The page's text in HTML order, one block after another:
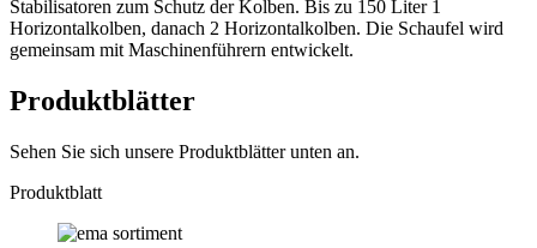
Stabilisatoren zum Schutz der Kolben. Bis zu 150 Liter 1
Horizontalkolben, danach 2 Horizontalkolben. Die Schaufel wird
gemeinsam mit Maschinenführern entwickelt.
Produktblätter
Sehen Sie sich unsere Produktblätter unten an.
Produktblatt